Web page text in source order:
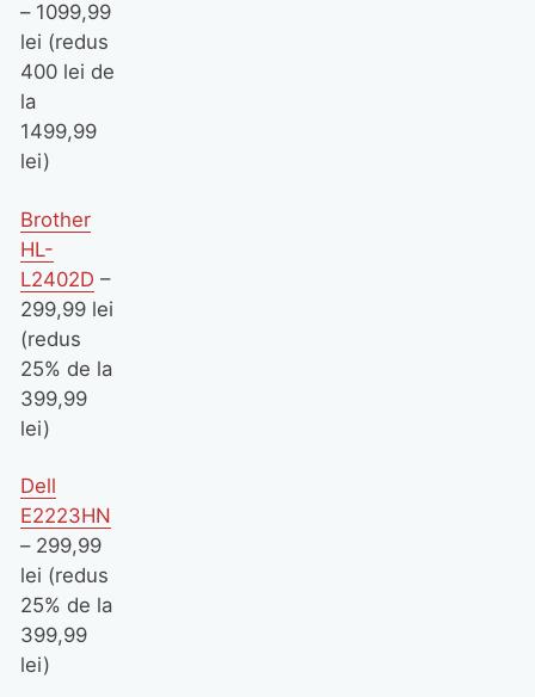
– 1099,99
lei (redus
400 lei de
la
1499,99
lei)
Brother
HL-
L2402D –
299,99 lei
(redus
25% de la
399,99
lei)
Dell
E2223HN
– 299,99
lei (redus
25% de la
399,99
lei)